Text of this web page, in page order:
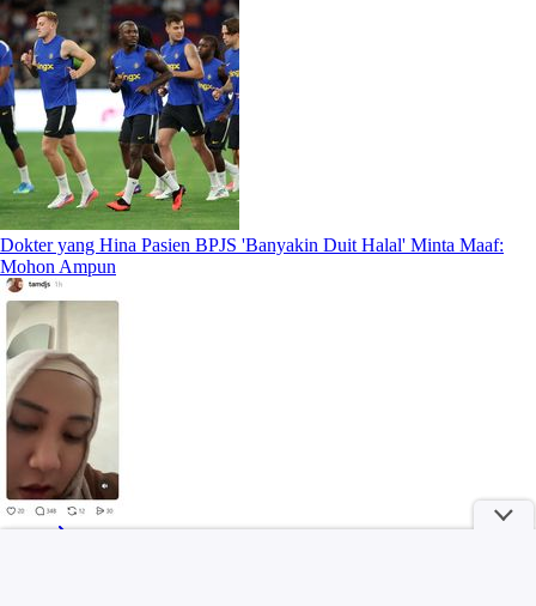
Dokter yang Hina Pasien BPJS 'Banyakin Duit Halal' Minta Maaf:
Mohon Ampun